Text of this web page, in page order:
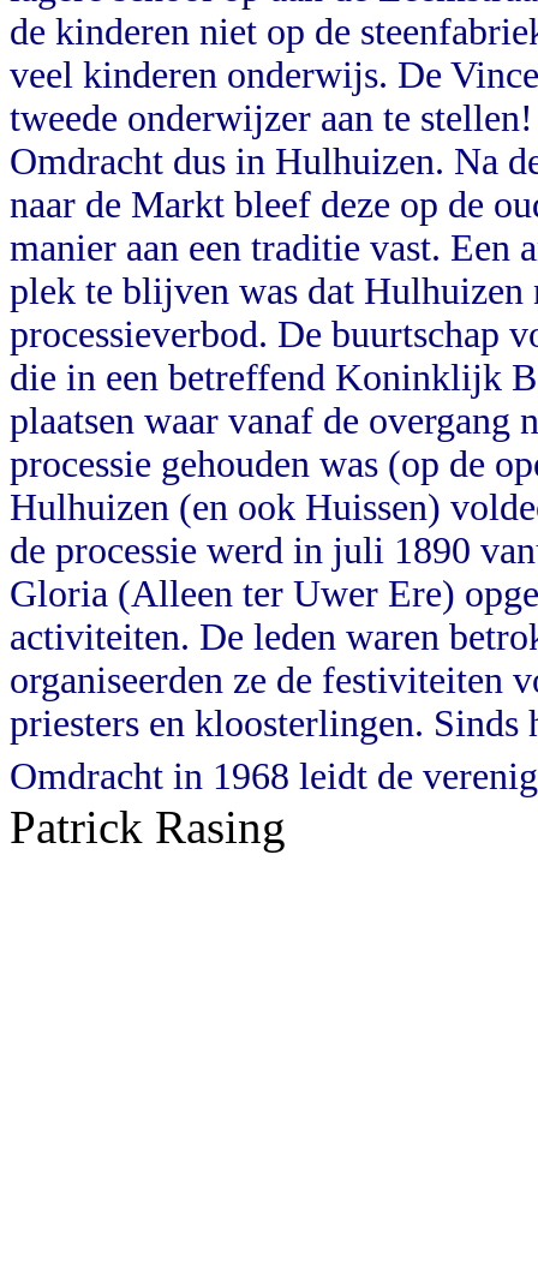
de kinderen niet op de
veel kinderen onderwijs. De
tweede onderwijzer aan te
Omdracht dus in Hulhuizen. Na
naar de Markt bleef deze op de
manier aan een traditie vast. Een
plek te blijven was dat
processieverbod. De buurtschap
die in een betreffend Koninklijk
plaatsen waar vanaf de overgang
processie gehouden was (op de
Hulhuizen (en ook Huissen)
de processie werd in juli 1890
Gloria (Alleen ter Uwer Ere)
activiteiten. De leden waren
organiseerden ze de festiviteiten
priesters en kloosterlingen.
Omdracht in 1968 leidt de
Patrick Rasing